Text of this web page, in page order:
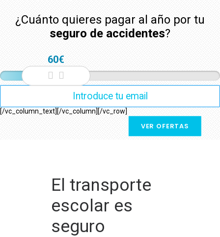
CONTACTO
¿Cuánto quieres pagar al año por tu
seguro de accidentes?
60€
VER OFERTAS
[/vc_column_text][/vc_column][/vc_row]
El transporte
escolar es
seguro